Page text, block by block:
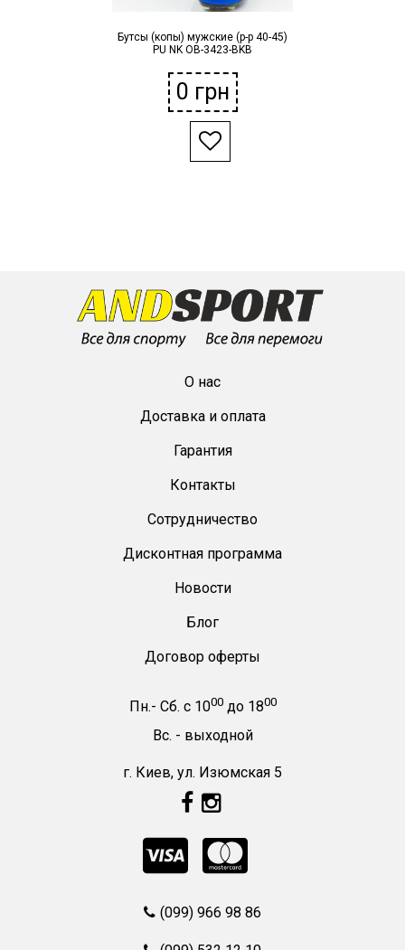
Бутсы (копы) мужские (р-р 40-45)
PU NK OB-3423-BKB
0 грн
О нас
Доставка и оплата
Гарантия
Контакты
Сотрудничество
Дисконтная программа
Новости
Блог
Договор оферты
Пн.- Сб. с1000 до1800
Вс. - выходной
г. Киев, ул. Изюмская 5
(099) 966 98 86